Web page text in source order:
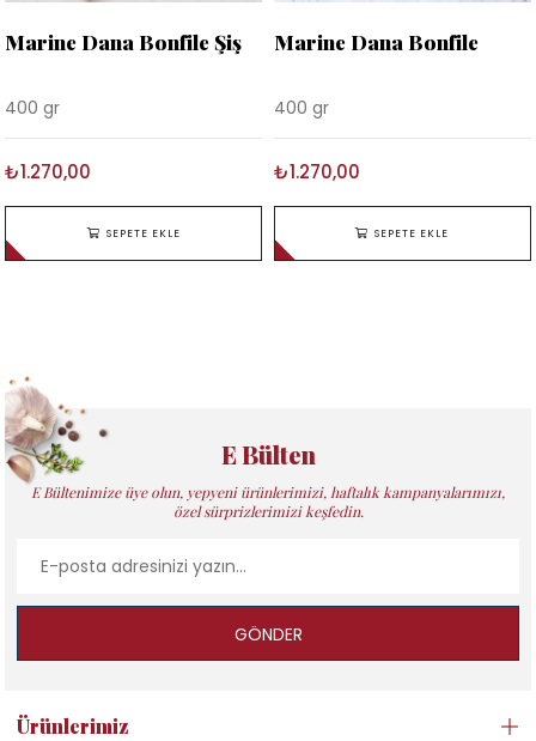
Marine Dana Bonfile Şiş
400 gr
₺1.270,00
SEPETE EKLE
Marine Dana Bonfile
400 gr
₺1.270,00
SEPETE EKLE
E Bülten
E Bültenimize üye olun, yepyeni ürünlerimizi, haftalık kampanyalarımızı,
özel sürprizlerimizi keşfedin.
GÖNDER
Ürünlerimiz